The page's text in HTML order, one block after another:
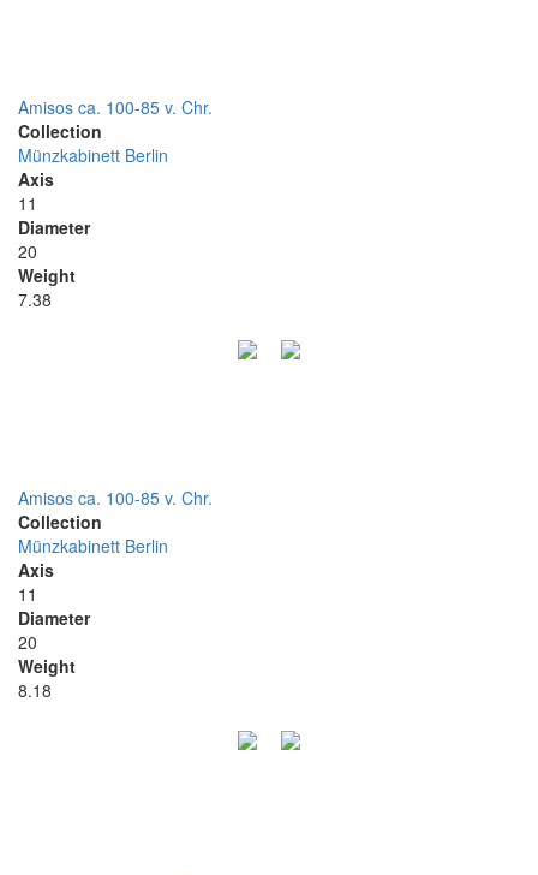
Amisos ca. 100-85 v. Chr.
Collection
Münzkabinett Berlin
Axis
11
Diameter
20
Weight
7.38
Amisos ca. 100-85 v. Chr.
Collection
Münzkabinett Berlin
Axis
11
Diameter
20
Weight
8.18